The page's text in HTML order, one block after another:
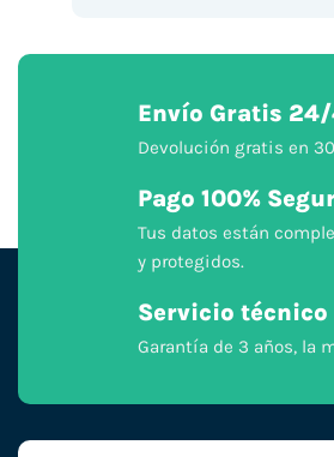
Envío Gratis
Devolución gratis en
Pago 100%
Tus datos están
y protegidos.
Servicio técnico
Garantía de 3 años, la